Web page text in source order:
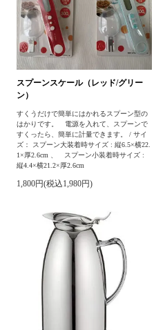
スプーンスケール（レッド/グリー
ン）
すくうだけで簡単にはかれるスプーン型の
はかりです。 電源を入れて、スプーンで
すくったら、簡単に計量できます。 / サイ
ズ： スプーン大装着時サイズ : 縦6.5×横22.
1×厚2.6cm 、 スプーン小装着時サイズ :
縦4.4×横21.2×厚2.6cm
1,800円(税込1,980円)